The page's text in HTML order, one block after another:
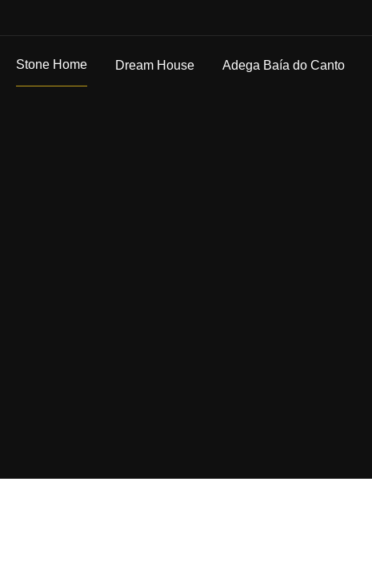
Stone Home Dream House Adega Baía do Canto